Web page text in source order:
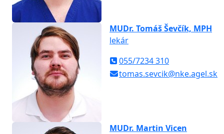
MUDr. Tomáš Ševčík, MPH
lekár
055/7234 310
tomas.sevcik@nke.agel.sk
MUDr. Martin Vicen